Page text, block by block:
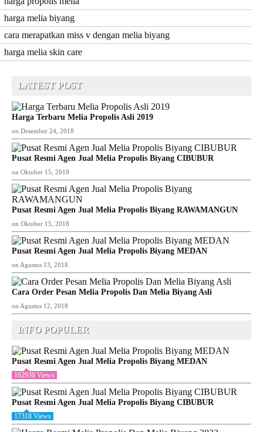
harga melia biyang
cara merapatkan miss v dengan melia biyang
harga melia skin care
LATEST POST
Harga Terbaru Melia Propolis Asli 2019
on Desember 24, 2018
Pusat Resmi Agen Jual Melia Propolis Biyang CIBUBUR
on Oktober 15, 2018
Pusat Resmi Agen Jual Melia Propolis Biyang RAWAMANGUN
on Oktober 15, 2018
Pusat Resmi Agen Jual Melia Propolis Biyang MEDAN
on Agustus 13, 2018
Cara Order Pesan Melia Propolis Dan Melia Biyang Asli
on Agustus 12, 2018
INFO POPULER
Pusat Resmi Agen Jual Melia Propolis Biyang MEDAN
162938 Views
Pusat Resmi Agen Jual Melia Propolis Biyang CIBUBUR
17318 Views